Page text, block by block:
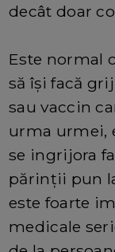
decât doar
Este normal
să își facă
sau vaccin
urma urmei,
se ingrijora
părinții pun
este foarte
medicale